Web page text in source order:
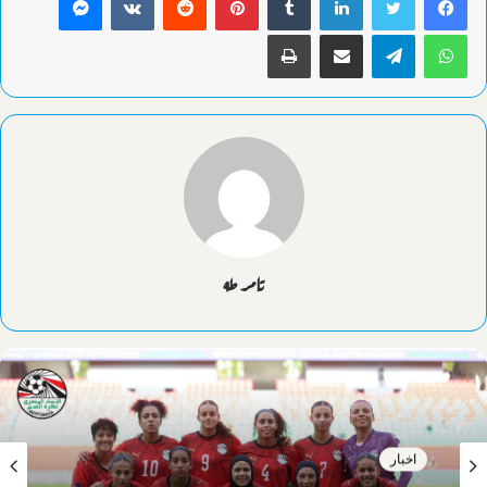
واتساب تيلقرام مشاركة عبر البريد طباعة
تامر طه
اخبار